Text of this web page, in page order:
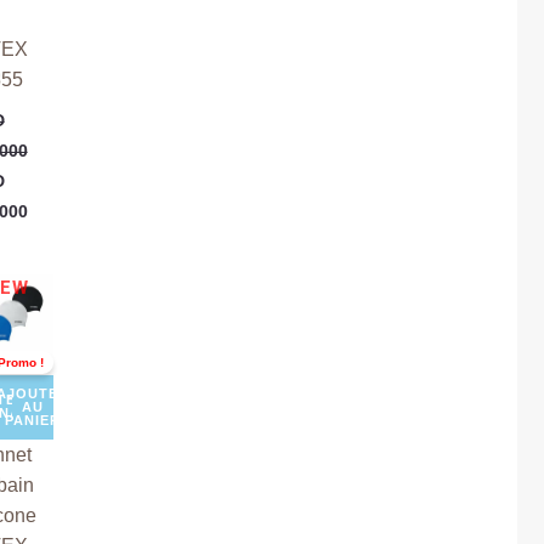
!
AU
PANIER
Le
prix
actuel
TND
19,900.